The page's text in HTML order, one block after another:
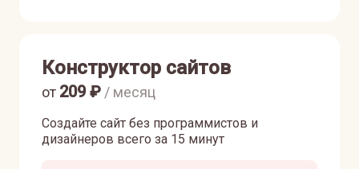
Конструктор сайтов
Создайте сайт без программистов и
дизайнеров всего за 15 минут
от 209₽ / месяц